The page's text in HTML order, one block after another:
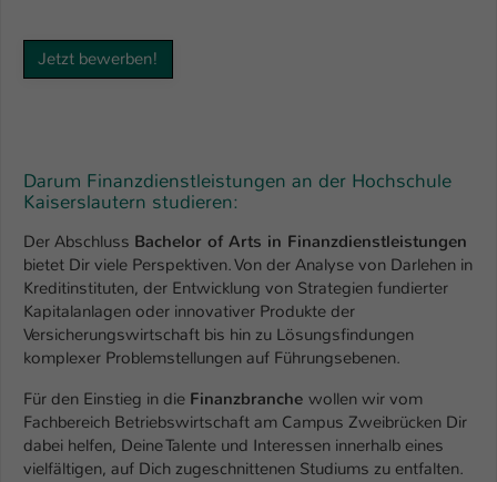
Jetzt bewerben!
Darum Finanzdienstleistungen an der Hochschule
Kaiserslautern studieren:
Der Abschluss Bachelor of Arts in Finanzdienstleistungen
bietet Dir viele Perspektiven. Von der Analyse von Darlehen in
Kreditinstituten, der Entwicklung von Strategien fundierter
Kapitalanlagen oder innovativer Produkte der
Versicherungswirtschaft bis hin zu Lösungsfindungen
komplexer Problemstellungen auf Führungsebenen.
Für den Einstieg in die Finanzbranche wollen wir vom
Fachbereich Betriebswirtschaft am Campus Zweibrücken Dir
dabei helfen, Deine Talente und Interessen innerhalb eines
vielfältigen, auf Dich zugeschnittenen Studiums zu entfalten.
Anbieter TYPO3
Zweck
ein Besucher im Typo3-Backend
zu verwalten.